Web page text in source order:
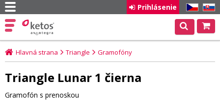
CZ SK
Prihlásenie
Hlavná strana Triangle Gramofóny
Triangle Lunar 1 čierna
Gramofón s prenoskou